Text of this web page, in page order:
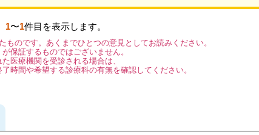
1〜1件目を表示します。
のです。あくまでひとつの意見としてお読みください。
が保証するものではございません。
医療機関を受診される場合は、
時間や希望する診療科の有無を確認してください。